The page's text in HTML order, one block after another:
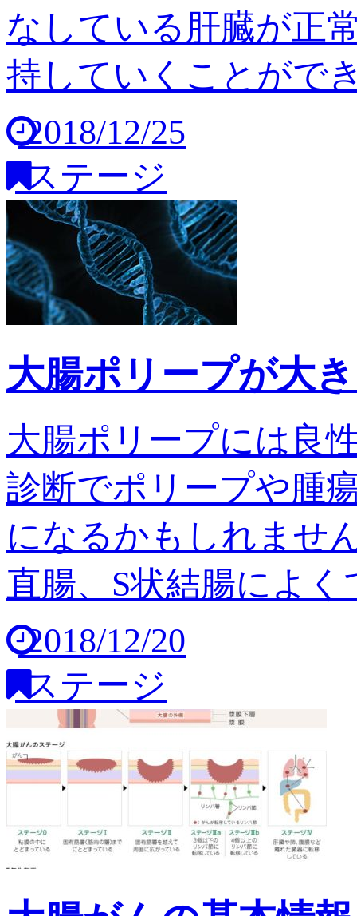
なしている肝臓が正
持していくことがで
2018/12/25
ステージ
大腸ポリープが大
大腸ポリープには良
診断でポリープや腫
になるかもしれませ
直腸、S状結腸によ
2018/12/20
ステージ